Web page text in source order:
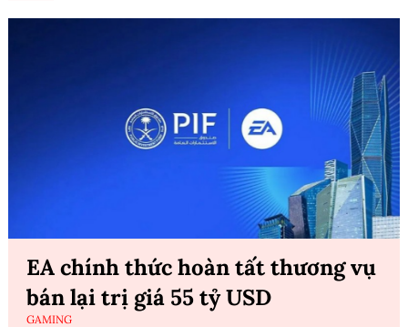
EA chính thức hoàn tất thương vụ
bán lại trị giá 55 tỷ USD
GAMING